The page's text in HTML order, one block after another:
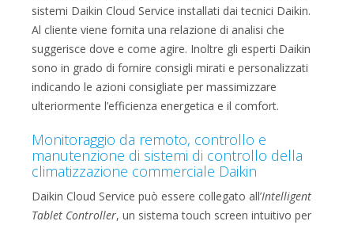
sistemi Daikin Cloud Service installati dai tecnici Daikin.
Al cliente viene fornita una relazione di analisi che
suggerisce dove e come agire. Inoltre gli esperti Daikin
sono in grado di fornire consigli mirati e personalizzati
indicando le azioni consigliate per massimizzare
ulteriormente l’efficienza energetica e il comfort.
Monitoraggio da remoto, controllo e
manutenzione di sistemi di controllo della
climatizzazione commerciale Daikin
Daikin Cloud Service può essere collegato all’Intelligent
Tablet Controller, un sistema touch screen intuitivo per